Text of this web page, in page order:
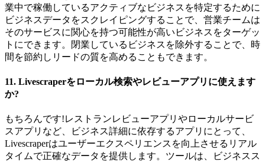
業中で稼働しているアクティブなビジネスを特定するために
ビジネスデータをスクレイピングすることで、営業チームは
そのサービスに関心を持つ可能性が高いビジネスをターゲッ
トにできます。閉業しているビジネスを除外することで、時
間を節約しリードの質を高めることもできます。
11. Livescraperをローカル検索やレビューアプリに使えます
か?
もちろんです!レストランレビューアプリやローカルサービ
スアプリなど、ビジネス詳細に依存するアプリにとって、
Livescraperはユーザーエクスペリエンスを向上させるリアル
タイムで正確なデータを提供します。ツールは、ビジネスス